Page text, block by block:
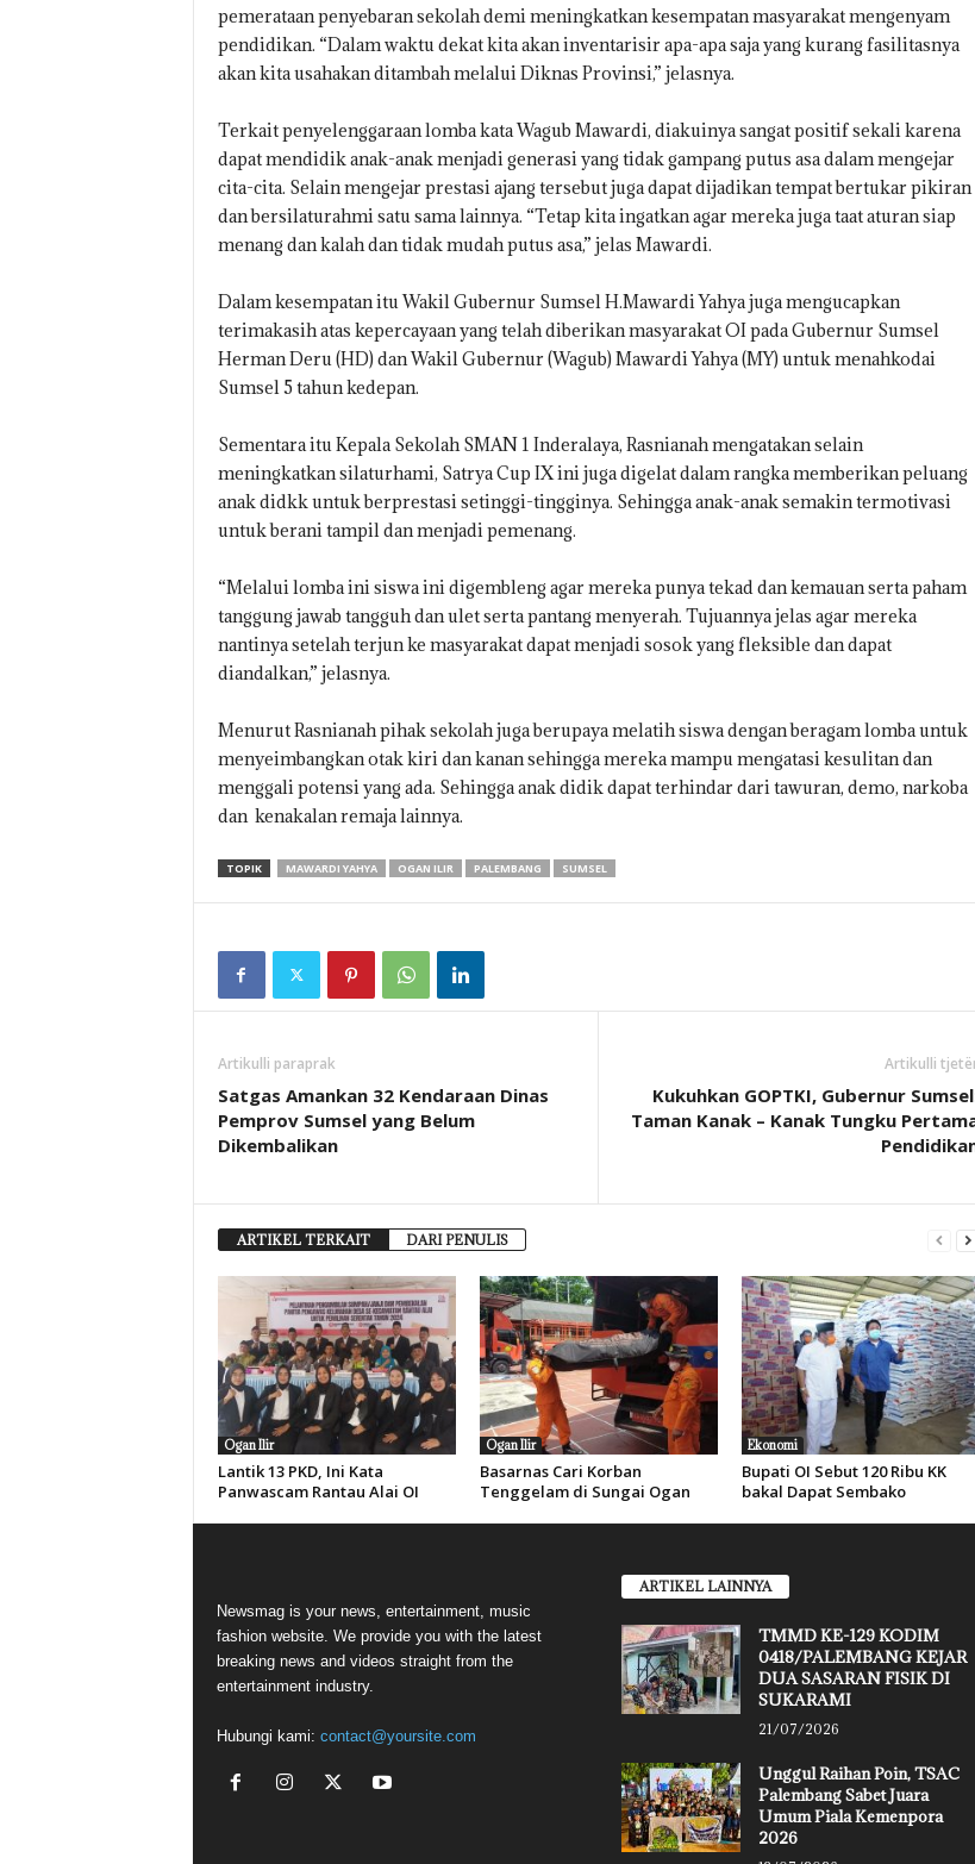
pemerataan penyebaran sekolah demi meningkatkan kesempatan masyarakat mengenyam
pendidikan. “Dalam waktu dekat kita akan inventarisir apa-apa saja yang kurang fasilitasnya
akan kita usahakan ditambah melalui Diknas Provinsi,” jelasnya.
Terkait penyelenggaraan lomba kata Wagub Mawardi, diakuinya sangat positif sekali karena
dapat mendidik anak-anak menjadi generasi yang tidak gampang putus asa dalam mengejar
cita-cita. Selain mengejar prestasi ajang tersebut juga dapat dijadikan tempat bertukar pikiran
dan bersilaturahmi satu sama lainnya. “Tetap kita ingatkan agar mereka juga taat aturan siap
menang dan kalah dan tidak mudah putus asa,” jelas Mawardi.
Dalam kesempatan itu Wakil Gubernur Sumsel H.Mawardi Yahya juga mengucapkan
terimakasih atas kepercayaan yang telah diberikan masyarakat OI pada Gubernur Sumsel
Herman Deru (HD) dan Wakil Gubernur (Wagub) Mawardi Yahya (MY) untuk menahkodai
Sumsel 5 tahun kedepan.
Sementara itu Kepala Sekolah SMAN 1 Inderalaya, Rasnianah mengatakan selain
meningkatkan silaturhami, Satrya Cup IX ini juga digelat dalam rangka memberikan peluang
anak didkk untuk berprestasi setinggi-tingginya. Sehingga anak-anak semakin termotivasi
untuk berani tampil dan menjadi pemenang.
“Melalui lomba ini siswa ini digembleng agar mereka punya tekad dan kemauan serta paham
tanggung jawab tangguh dan ulet serta pantang menyerah. Tujuannya jelas agar mereka
nantinya setelah terjun ke masyarakat dapat menjadi sosok yang fleksible dan dapat
diandalkan,” jelasnya.
Menurut Rasnianah pihak sekolah juga berupaya melatih siswa dengan beragam lomba untuk
menyeimbangkan otak kiri dan kanan sehingga mereka mampu mengatasi kesulitan dan
menggali potensi yang ada. Sehingga anak didik dapat terhindar dari tawuran, demo, narkoba
dan kenakalan remaja lainnya.
TOPIK MAWARDI YAHYA OGAN ILIR PALEMBANG SUMSEL
Artikulli paraprak
Satgas Amankan 32 Kendaraan Dinas
Pemprov Sumsel yang Belum
Dikembalikan
Artikulli
Kukuhkan GOPTKI, Gubernur
Taman Kanak – Kanak Tungku
ARTIKEL TERKAIT DARI PENULIS
Ogan Ilir
Lantik 13 PKD, Ini Kata
Panwascam Rantau Alai OI
Ogan Ilir
Basarnas Cari Korban
Tenggelam di Sungai Ogan
Ekonomi
Bupati OI Sebut 120 Ribu KK
bakal Dapat Sembako
Newsmag is your news, entertainment, music
fashion website. We provide you with the latest
breaking news and videos straight from the
entertainment industry.
Hubungi kami: contact@yoursite.com
ARTIKEL LAINNYA
TMMD KE-129 KODIM
0418/PALEMBANG KEJAR
DUA SASARAN FISIK DI
SUKARAMI
21/07/2026
Unggul Raihan Poin, TSAC
Palembang Sabet Juara
Umum Piala Kemenpora
2026